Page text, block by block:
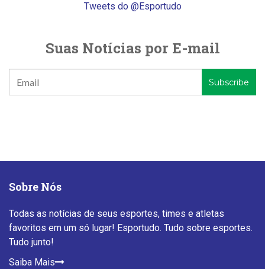
Tweets do @Esportudo
Suas Notícias por E-mail
Sobre Nós
Todas as notícias de seus esportes, times e atletas
favoritos em um só lugar! Esportudo. Tudo sobre esportes.
Tudo junto!
Saiba Mais